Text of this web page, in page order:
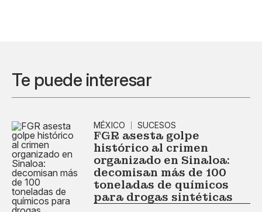
Te puede interesar
MÉXICO SUCESOS
FGR asesta golpe
histórico al crimen
organizado en Sinaloa:
decomisan más de 100
toneladas de químicos
para drogas sintéticas